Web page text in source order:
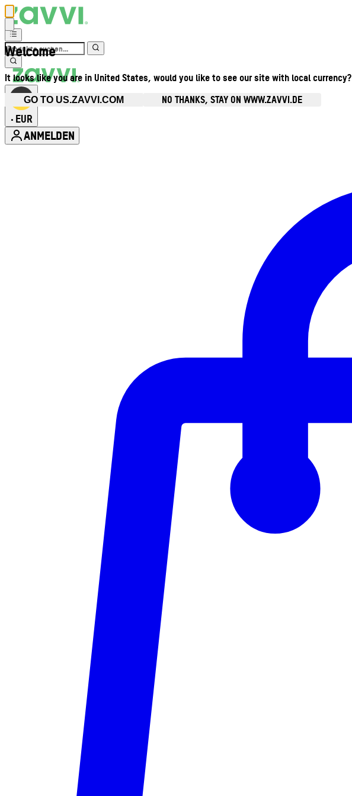
Welcome
It looks like you are in United States, would you like to see our site with local currency?
GO TO US.ZAVVI.COM NO THANKS, STAY ON WWW.ZAVVI.DE
• EUR
ANMELDEN